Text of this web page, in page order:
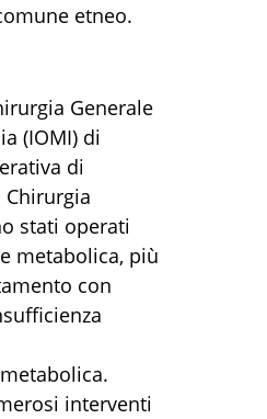
etneo.
Generale
(IOMI) di
di
stati operati
metabolica, più
con
interventi